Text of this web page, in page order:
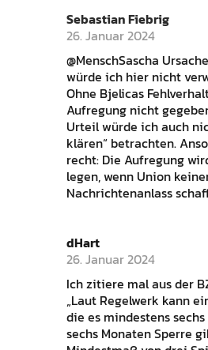
Sebastian Fiebrig
26. Januar 2024
@MenschSascha
würde ich hier nicht
Ohne Bjelicas
Aufregung nicht
Urteil würde ich auch
klären“ betrachten.
recht: Die Aufregung
legen, wenn Union
Nachrichtenanlass
dHart
26. Januar 2024
Ich zitiere mal aus der
„Laut Regelwerk kann
die es mindestens
sechs Monaten Sperre